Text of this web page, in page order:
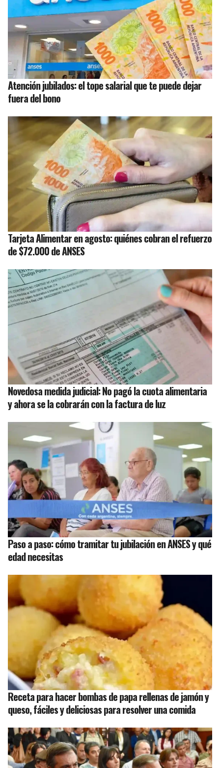
Atención jubilados: el tope salarial que te puede dejar
fuera del bono
Tarjeta Alimentar en agosto: quiénes cobran el refuerzo
de $72.000 de ANSES
Novedosa medida judicial: No pagó la cuota alimentaria
y ahora se la cobrarán con la factura de luz
Paso a paso: cómo tramitar tu jubilación en ANSES y qué
edad necesitas
Receta para hacer bombas de papa rellenas de jamón y
queso, fáciles y deliciosas para resolver una comida